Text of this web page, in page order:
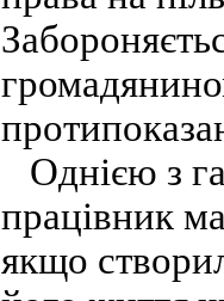
Однією з
працівник
якщо